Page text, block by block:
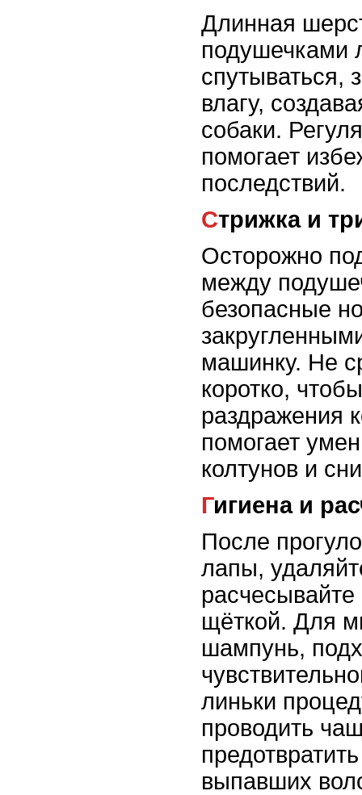
Длинная
подушечками
спутываться,
влагу,
собаки.
помогает
последствий.
Стрижка и
Осторожно
между
безопасные
машинку. Не
коротко,
раздражения
помогает
колтунов и
Гигиена и
После
лапы,
щёткой. Для
шампунь,
линьки
проводить
выпавших